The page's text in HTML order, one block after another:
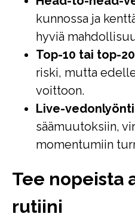
kunnossa ja
hyviä
Top-10 tai top-
riski, mutta
voittoon.
Live-vedonlyönti
säämuutoksiin,
momentumiin
Tee nopeista
rutiini